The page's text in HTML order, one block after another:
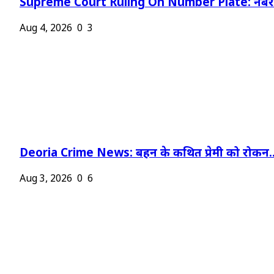
Supreme Court Ruling On Number Plate:
Aug 4, 2026 0 3
Deoria Crime News: बहन के कथित प्रेमी को
Aug 3, 2026 0 6